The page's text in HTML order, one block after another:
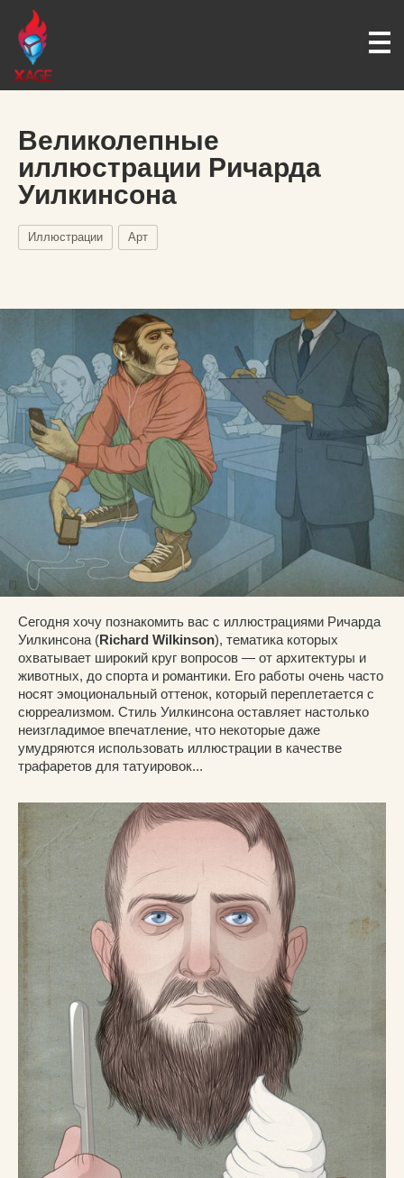
Великолепные
иллюстрации Ричарда
Уилкинсона
Иллюстрации Арт
Сегодня хочу познакомить вас с иллюстрациями Ричарда
Уилкинсона (Richard Wilkinson), тематика которых
охватывает широкий круг вопросов — от архитектуры и
животных, до спорта и романтики. Его работы очень часто
носят эмоциональный оттенок, который переплетается с
сюрреализмом. Стиль Уилкинсона оставляет настолько
неизгладимое впечатление, что некоторые даже
умудряются использовать иллюстрации в качестве
трафаретов для татуировок...